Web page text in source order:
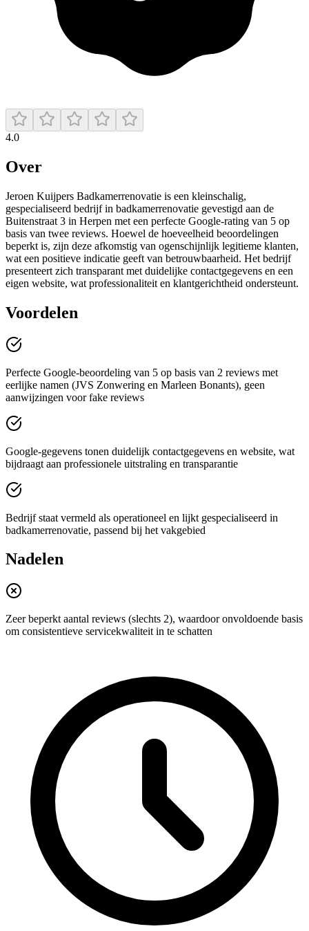
4.0
Over
Jeroen Kuijpers Badkamerrenovatie is een kleinschalig,
gespecialiseerd bedrijf in badkamerrenovatie gevestigd aan de
Buitenstraat 3 in Herpen met een perfecte Google-rating van 5 op
basis van twee reviews. Hoewel de hoeveelheid beoordelingen
beperkt is, zijn deze afkomstig van ogenschijnlijk legitieme klanten,
wat een positieve indicatie geeft van betrouwbaarheid. Het bedrijf
presenteert zich transparant met duidelijke contactgegevens en een
eigen website, wat professionaliteit en klantgerichtheid ondersteunt.
Voordelen
Perfecte Google-beoordeling van 5 op basis van 2 reviews met
eerlijke namen (JVS Zonwering en Marleen Bonants), geen
aanwijzingen voor fake reviews
Google-gegevens tonen duidelijk contactgegevens en website, wat
bijdraagt aan professionele uitstraling en transparantie
Bedrijf staat vermeld als operationeel en lijkt gespecialiseerd in
badkamerrenovatie, passend bij het vakgebied
Nadelen
Zeer beperkt aantal reviews (slechts 2), waardoor onvoldoende basis
om consistentieve servicekwaliteit in te schatten